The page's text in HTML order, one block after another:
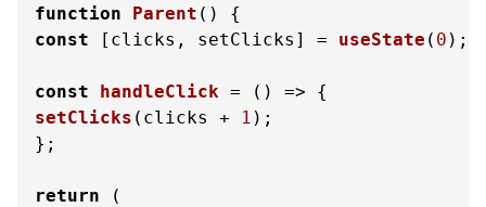
function Parent (
const [clicks, setClicks] = useState ( 0 );
const handleClick = (
setClicks (clicks + 1 );
};
return